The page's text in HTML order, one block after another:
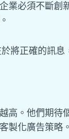
業必須不斷創
將正確的訊息
高。他們期
製化廣告策略。